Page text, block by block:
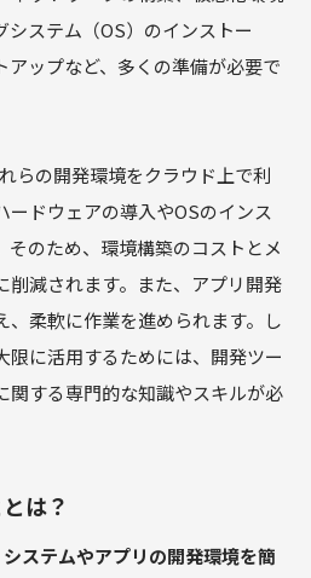
システム（OS）のインストー
アップなど、多くの準備が必要で
らの開発環境をクラウド上で利
ードウェアの導入やOSのインス
そのため、環境構築のコストとメ
削減されます。また、アプリ開発
、柔軟に作業を進められます。し
限に活用するためには、開発ツー
関する専門的な知識やスキルが必
は？
ステムやアプリの開発環境を簡